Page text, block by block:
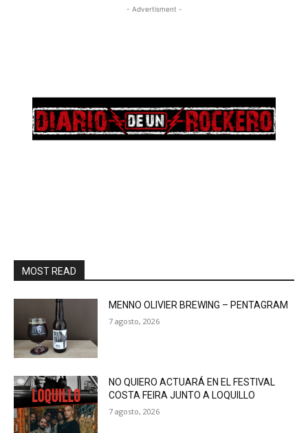
- Advertisment -
MOST READ
MENNO OLIVIER BREWING – PENTAGRAM
7 agosto, 2026
NO QUIERO ACTUARÁ EN EL FESTIVAL
COSTA FEIRA JUNTO A LOQUILLO
7 agosto, 2026